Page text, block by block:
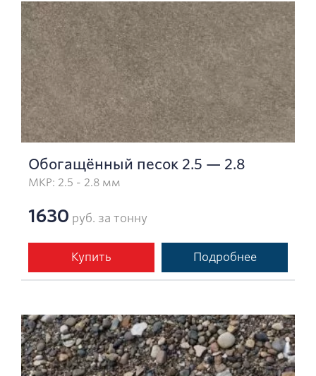
Обогащённый песок 2.5 — 2.8
МКР: 2.5 - 2.8 мм
1630 руб. за тонну
Купить Подробнее